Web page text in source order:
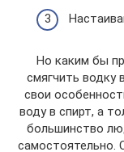
Но каким бы
смягчить водку
свои
воду в спирт, а
большинство